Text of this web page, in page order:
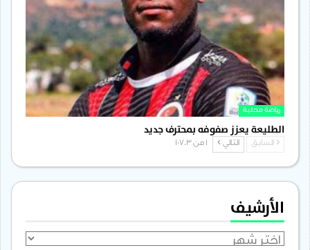
رياضة محلية
الطليعة يعزز صفوفه بمحترف جديد
السابق التالي
الأرشيف
الأرشيف